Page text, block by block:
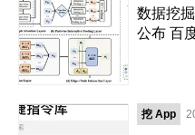
数据挖
公布 百
挖 App